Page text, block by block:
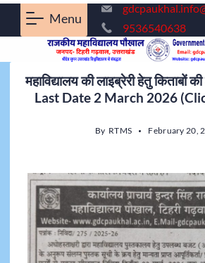
Menu
9536540638
महाविद्यालय की लाइब्रेरी हेतु किताबों
Last Date 2 March 2026
By RTMS February 20,